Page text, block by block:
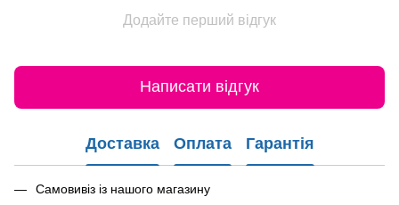
Додайте перший відгук
Написати відгук
Доставка Оплата Гарантія
Самовивіз із нашого магазину